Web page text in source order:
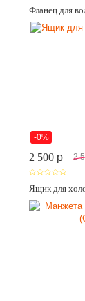
Фланец для
-0%
2 500 p 2
Ящик для